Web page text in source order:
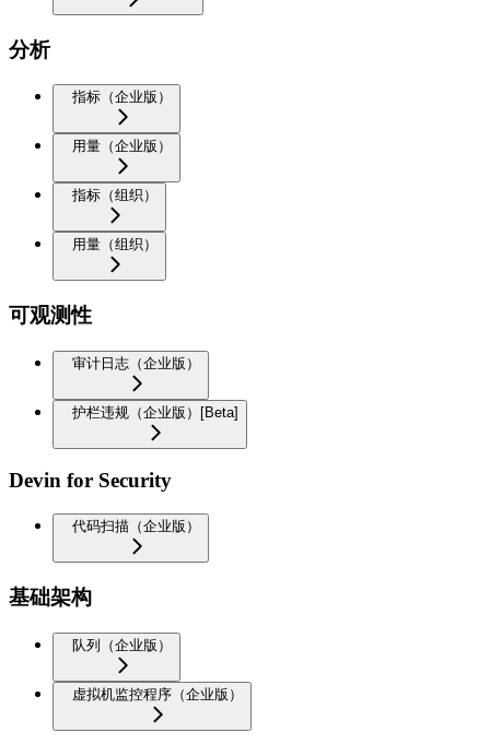
分析
指标（企业版）
用量（企业版）
指标（组织）
用量（组织）
可观测性
审计日志（企业版）
护栏违规（企业版）[Beta]
Devin for Security
代码扫描（企业版）
基础架构
队列（企业版）
虚拟机监控程序（企业版）